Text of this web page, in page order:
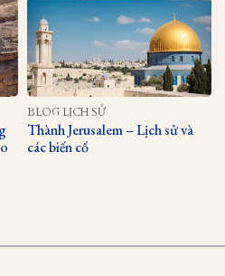
BLOG LỊCH SỬ
Thành Jerusalem – Lịch sử và
các biến cố